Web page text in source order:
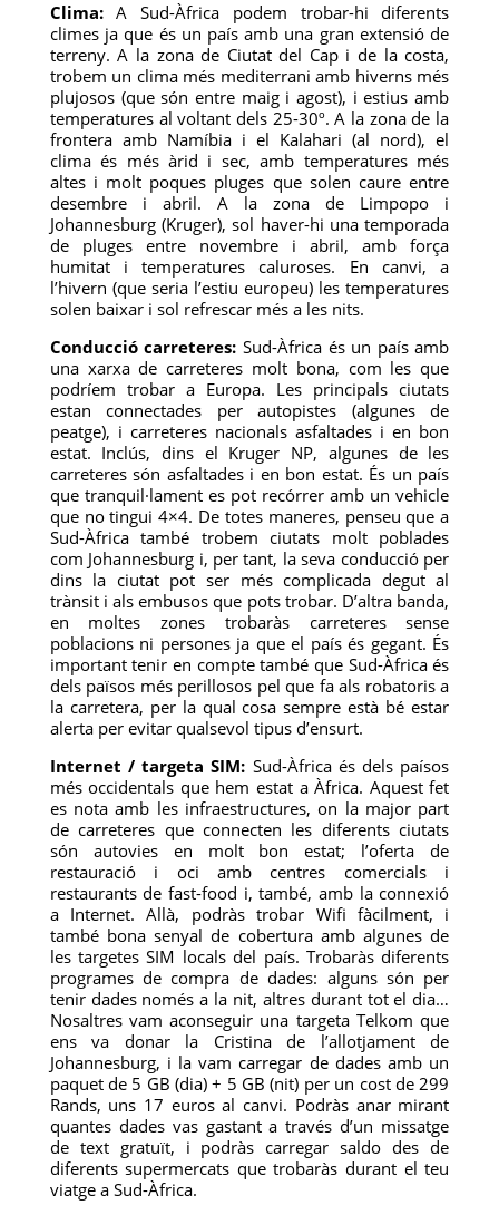
Clima:A Sud-Àfrica podem trobar-hi diferents
climes ja que és un país amb una gran extensió de
terreny. A la zona de Ciutat del Cap i de la costa,
trobem un clima més mediterrani amb hiverns més
plujosos (que són entre maig i agost), i estius amb
temperatures al voltant dels 25-30º. A la zona de la
frontera amb Namíbia i el Kalahari (al nord), el
clima és més àrid i sec, amb temperatures més
altes i molt poques pluges que solen caure entre
desembre i abril. A la zona de Limpopo i
Johannesburg (Kruger), sol haver-hi una temporada
de pluges entre novembre i abril, amb força
humitat i temperatures caluroses. En canvi, a
l’hivern (que seria l’estiu europeu) les temperatures
solen baixar i sol refrescar més a les nits.
Conducció carreteres: Sud-Àfrica és un país amb
una xarxa de carreteres molt bona, com les que
podríem trobar a Europa. Les principals ciutats
estan connectades per autopistes (algunes de
peatge), i carreteres nacionals asfaltades i en bon
estat. Inclús, dins el Kruger NP, algunes de les
carreteres són asfaltades i en bon estat. És un país
que tranquil·lament es pot recórrer amb un vehicle
que no tingui 4×4. De totes maneres, penseu que a
Sud-Àfrica també trobem ciutats molt poblades
com Johannesburg i, per tant, la seva conducció per
dins la ciutat pot ser més complicada degut al
trànsit i als embusos que pots trobar. D’altra banda,
en moltes zones trobaràs carreteres sense
poblacions ni persones ja que el país és gegant. És
important tenir en compte també que Sud-Àfrica és
dels països més perillosos pel que fa als robatoris a
la carretera, per la qual cosa sempre està bé estar
alerta per evitar qualsevol tipus d’ensurt.
Internet / targeta SIM: Sud-Àfrica és dels paísos
més occidentals que hem estat a Àfrica. Aquest fet
es nota amb les infraestructures, on la major part
de carreteres que connecten les diferents ciutats
són autovies en molt bon estat; l’oferta de
restauració i oci amb centres comercials i
restaurants de fast-food i, també, amb la connexió
a Internet. Allà, podràs trobar Wifi fàcilment, i
també bona senyal de cobertura amb algunes de
les targetes SIM locals del país. Trobaràs diferents
programes de compra de dades: alguns són per
tenir dades només a la nit, altres durant tot el dia…
Nosaltres vam aconseguir una targeta Telkom que
ens va donar la Cristina de l’allotjament de
Johannesburg, i la vam carregar de dades amb un
paquet de 5 GB (dia) + 5 GB (nit) per un cost de 299
Rands, uns 17 euros al canvi. Podràs anar mirant
quantes dades vas gastant a través d’un missatge
de text gratuït, i podràs carregar saldo des de
diferents supermercats que trobaràs durant el teu
viatge a Sud-Àfrica.